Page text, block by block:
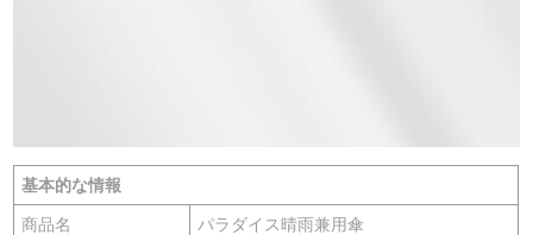
基本的な情報
商品名 パラダイス晴雨兼用傘